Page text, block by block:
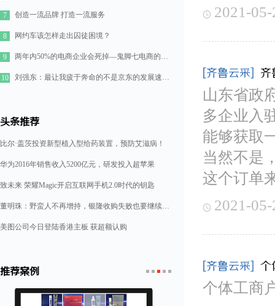
7 创造一流品牌 打造一流服务
8 网约车该怎样走出囚徒困境？
9 两年内50%的电商企业会死掉—鬼脚七电商的七点思考
10 刘强东：最让我疲于奔命的不是京东的发展速度，而是如何管理好11万人的队伍
头条推荐
比尔·盖茨投资新型植入型给药装置，预防艾滋病！
华为2016年销售收入5200亿元，研发投入超苹果
致未来 荣耀Magic开启互联网手机2.0时代的钥匙
董明珠：野蛮人不再增持，银隆收购失败也要继续造格力汽车
美图公司今日登陆香港主板 获超额认购
推荐案例
1 2
 2021-
[齐鲁云采] 齐
山东省政
多企业入
能够获取
当然不是
这个订单
 2021-
[齐鲁云采] 个
个体工商